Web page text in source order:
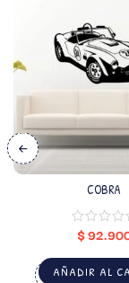
COBRA
$
AÑADIR AL